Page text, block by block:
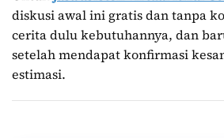
diskusi awal ini gratis dan tanpa
cerita dulu kebutuhannya, dan
setelah mendapat konfirmasi
estimasi.